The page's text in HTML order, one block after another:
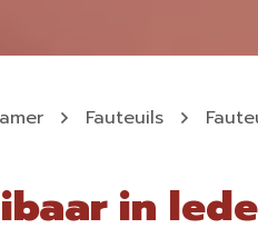
Fauteuils
in